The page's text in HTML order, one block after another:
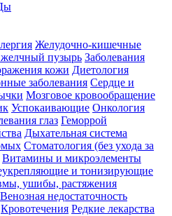
Желудочно-кишечные
пузырь Заболевания
кожи Диетология
заболевания Сердце и
Мозговое кровообращение
Успокаивающие Онкология
глаз Геморрой
Дыхательная система
Стоматология (без ухода за
Витамины и микроэлементы
и тонизирующие
ушибы, растяжения
Венозная недостаточность
Кровотечения Редкие лекарства